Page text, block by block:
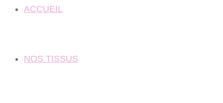
ACCUEIL
NOS TISSUS